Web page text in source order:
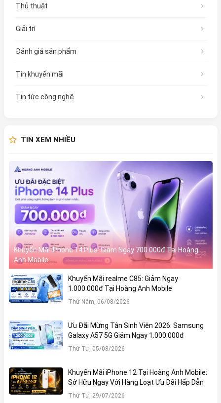
Thủ thuật
Giải trí
Đánh giá sản phẩm
Tin khuyến mãi
Tin tức công nghệ
TIN XEM NHIỀU
Khuyến Mãi iPhone 14 Plus: Giảm Ngay 700.000đ Tại Hoàng
Anh Mobile
Khuyến Mãi realme C85: Giảm Ngay
1.000.000đ Tại Hoàng Anh Mobile
Thứ Năm, 06/08/2026
Ưu Đãi Mừng Tân Sinh Viên 2026: Samsung
Galaxy A57 5G Giảm Ngay 1.000.000đ
Thứ Tư, 05/08/2026
Khuyến Mãi iPhone 12 Tại Hoàng Anh Mobile:
Sở Hữu Ngay Với Hàng Loạt Ưu Đãi Hấp Dẫn
Thứ Tư, 29/07/2026